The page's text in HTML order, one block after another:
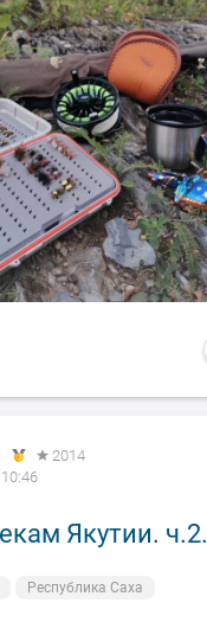
2014
Якутии. ч.2.
Республика Саха